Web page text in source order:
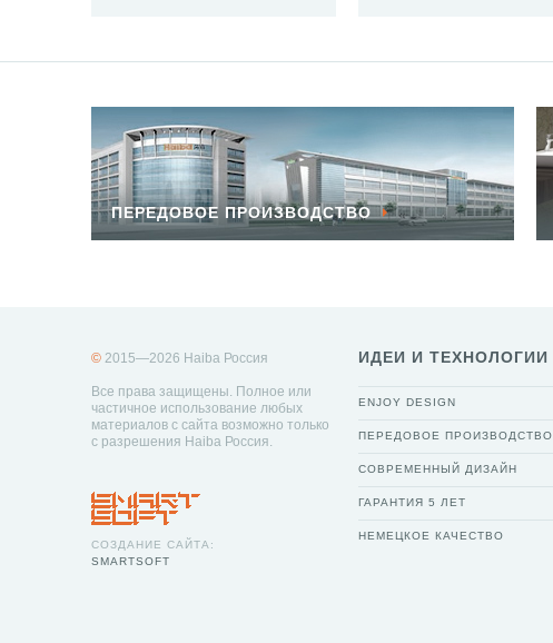
ПЕРЕДОВОЕ ПРОИЗВОДСТВО
© 2015—2026 Haiba Россия
Все права защищены. Полное или
частичное использование любых
материалов с сайта возможно только
с разрешения Haiba Россия.
СОЗДАНИЕ САЙТА:
SMARTSOFT
ИДЕИ И ТЕХНОЛОГИИ
ENJOY DESIGN
ПЕРЕДОВОЕ ПРОИЗВОДСТВО
СОВРЕМЕННЫЙ ДИЗАЙН
ГАРАНТИЯ 5 ЛЕТ
НЕМЕЦКОЕ КАЧЕСТВО